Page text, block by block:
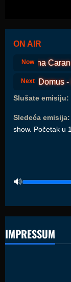
ON AIR
Now
Romana
Next Domus
Slušate emisiju:
Sledeća emisija:
show. Početak u
IMPRESSUM